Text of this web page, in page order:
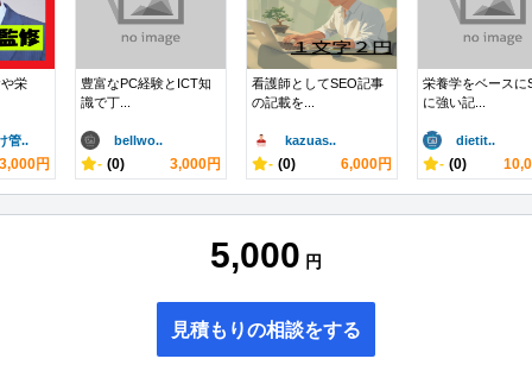
栄
管..
3,000円
豊富なPC経験とICT知
識で丁...
bellwo..
- (0) 3,000円
看護師としてSEO記事
の記載を...
kazuas..
- (0) 6,000円
栄養学をベースに
に強い記...
dietit..
- (0)
5,000 円
見積もりの相談をする